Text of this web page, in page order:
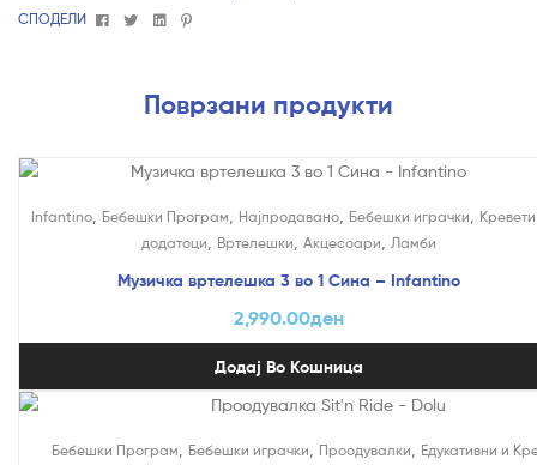
СПОДЕЛИ
FacebookTwitterLinkedin
Pinterest
Поврзани продукти
Infantino, Бебешки Програм, Најпродавано, Бебешки играчки,
додатоци, Вртелешки, Акцесоари, Ламби
Музичка вртелешка 3 во 1 Сина – Infantino
2,990.00ден
Додај Во Кошница
Бебешки Програм Бебешки играчки Проодувалки Едукативни и